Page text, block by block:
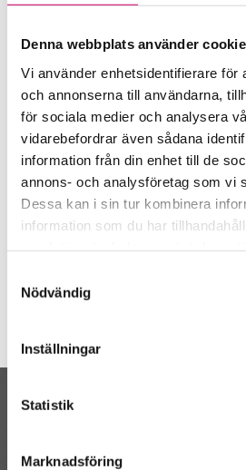
Denna webbplats använder
Vi använder enhetsidentifierare för
och annonserna till användarna,
för sociala medier och analysera
vidarebefordrar även sådana
information från din enhet till de
annons- och analysföretag som vi
Dessa kan i sin tur kombinera
information som du har
Nödvändig
Inställningar
Statistik
Marknadsföring
JessEkonomi AB
Srf Auktoriserade
Jessica Larsson
Auktoriserad Redovisningskonsult
Skicka e-post
076-317 88 26
Enskededalen
Kalendarium